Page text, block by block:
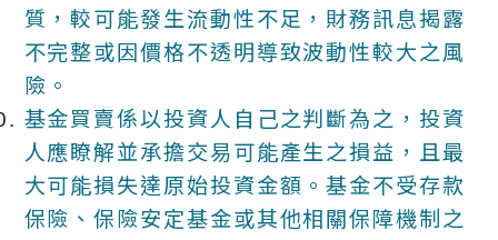
質，較可能發生流動性不足，財務訊息揭露
不完整或因價格不透明導致波動性較大之風
險。
基金買賣係以投資人自己之判斷為之，投資
人應瞭解並承擔交易可能產生之損益，且最
大可能損失達原始投資金額。基金不受存款
保險、保險安定基金或其他相關保障機制之